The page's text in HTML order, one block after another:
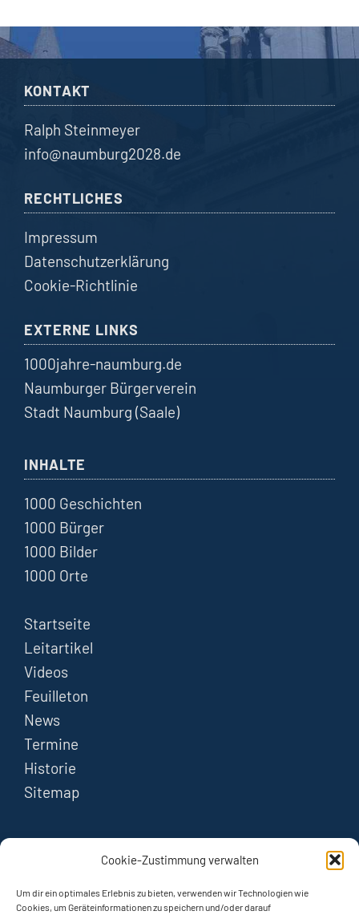
Cookie-Zustimmung verwalten
Um dir ein optimales Erlebnis zu bieten, verwenden wir Technologien wie
Cookies, um Geräteinformationen zu speichern und/oder darauf
KONTAKT
Ralph Steinmeyer
info@naumburg2028.de
RECHTLICHES
Impressum
Datenschutzerklärung
Cookie-Richtlinie
EXTERNE LINKS
1000jahre-naumburg.de
Naumburger Bürgerverein
Stadt Naumburg (Saale)
INHALTE
1000 Geschichten
1000 Bürger
1000 Bilder
1000 Orte
Startseite
Leitartikel
Videos
Feuilleton
News
Termine
Historie
Sitemap
Instagram